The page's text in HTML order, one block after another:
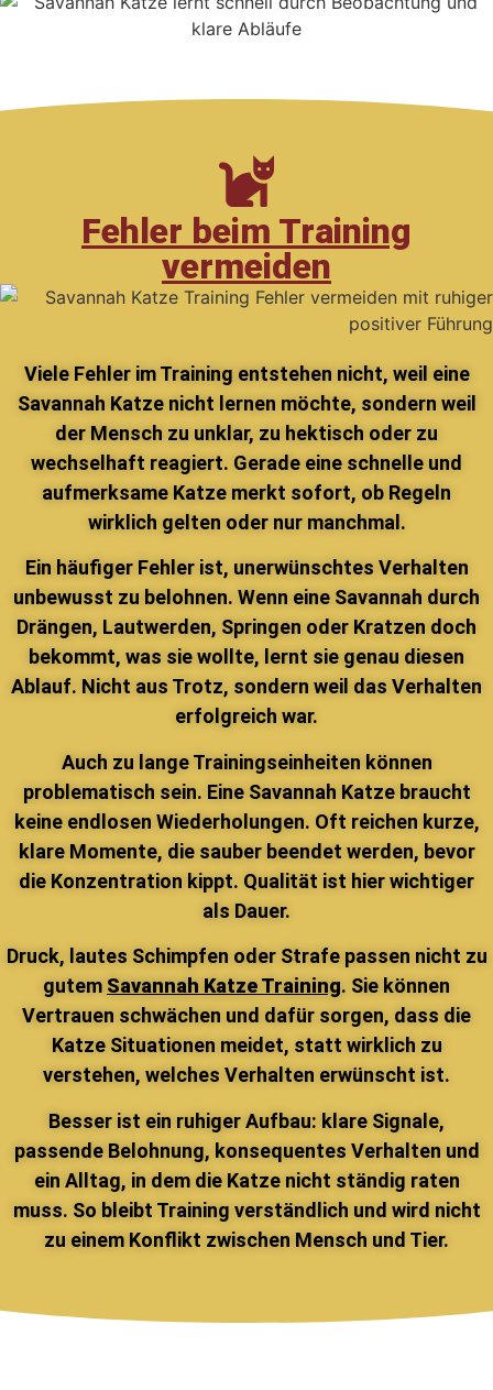
Fehler beim Training
vermeiden
Viele Fehler im Training entstehen nicht, weil eine
Savannah Katze nicht lernen möchte, sondern weil
der Mensch zu unklar, zu hektisch oder zu
wechselhaft reagiert. Gerade eine schnelle und
aufmerksame Katze merkt sofort, ob Regeln
wirklich gelten oder nur manchmal.
Ein häufiger Fehler ist, unerwünschtes Verhalten
unbewusst zu belohnen. Wenn eine Savannah durch
Drängen, Lautwerden, Springen oder Kratzen doch
bekommt, was sie wollte, lernt sie genau diesen
Ablauf. Nicht aus Trotz, sondern weil das Verhalten
erfolgreich war.
Auch zu lange Trainingseinheiten können
problematisch sein. Eine Savannah Katze braucht
keine endlosen Wiederholungen. Oft reichen kurze,
klare Momente, die sauber beendet werden, bevor
die Konzentration kippt. Qualität ist hier wichtiger
als Dauer.
Druck, lautes Schimpfen oder Strafe passen nicht zu
gutem Savannah Katze Training. Sie können
Vertrauen schwächen und dafür sorgen, dass die
Katze Situationen meidet, statt wirklich zu
verstehen, welches Verhalten erwünscht ist.
Besser ist ein ruhiger Aufbau: klare Signale,
passende Belohnung, konsequentes Verhalten und
ein Alltag, in dem die Katze nicht ständig raten
muss. So bleibt Training verständlich und wird nicht
zu einem Konflikt zwischen Mensch und Tier.